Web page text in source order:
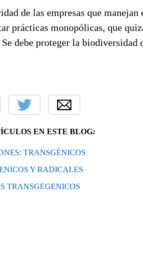
de las empresas que manejan
prácticas monopólicas, que
debe proteger la biodiversidad
EN ESTE BLOG:
TRANSGÉNICOS
Y RADICALES
TRANSGEGENICOS